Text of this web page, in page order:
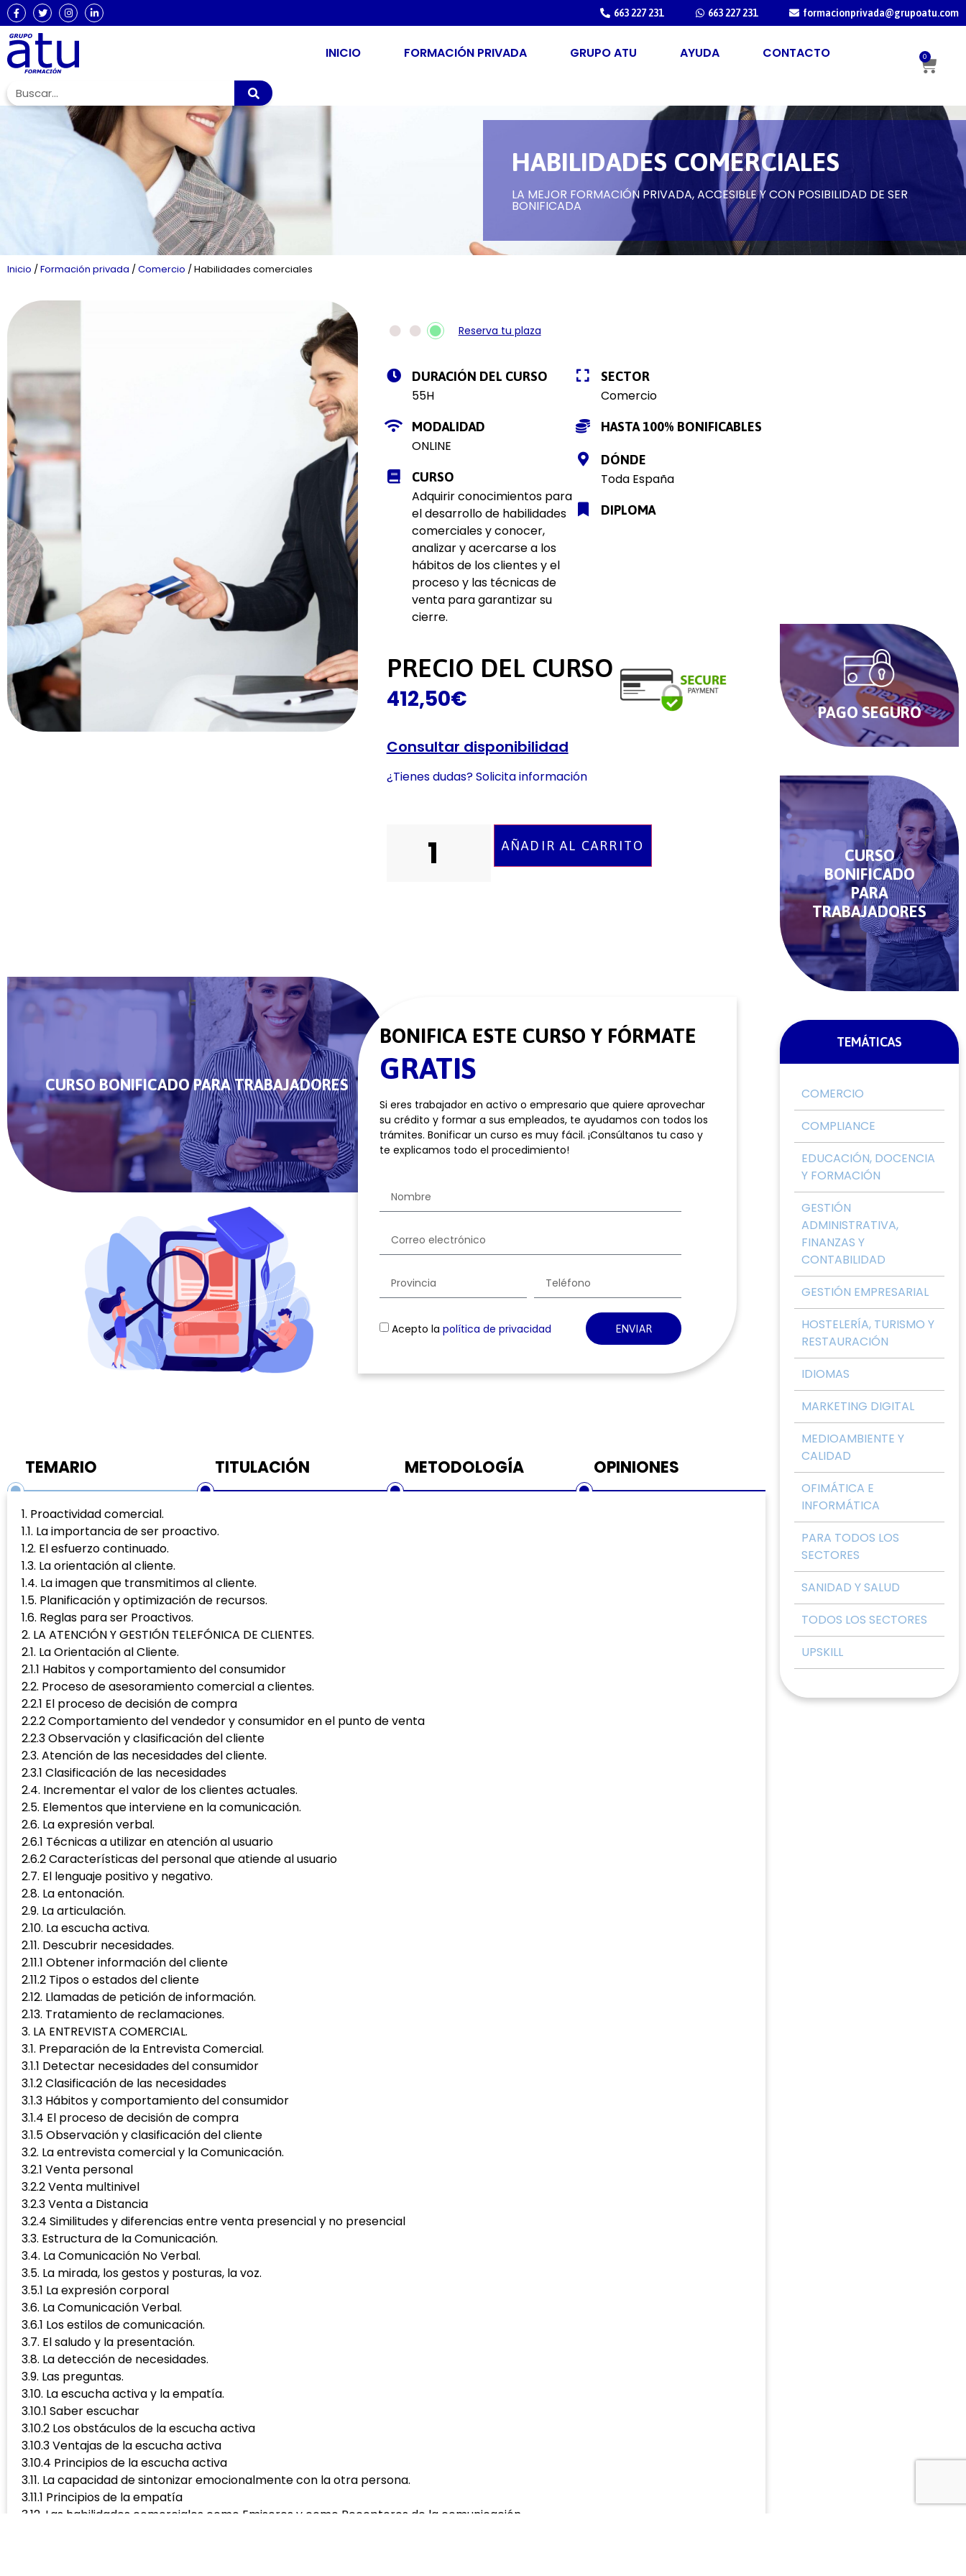
663 227 231 663 227 231 formacionprivada@grupoatu.com
INICIO FORMACIÓN PRIVADA GRUPO ATU AYUDA CONTACTO 0
HABILIDADES COMERCIALES
LA MEJOR FORMACIÓN PRIVADA, ACCESIBLE Y CON POSIBILIDAD DE SER
BONIFICADA
Inicio /Formación privada /Comercio /Habilidades comerciales
Reserva tu plaza
DURACIÓN DEL CURSO
55H
MODALIDAD
ONLINE
CURSO
Adquirir conocimientos para
el desarrollo de habilidades
comerciales y conocer,
analizar y acercarse a los
hábitos de los clientes y el
proceso y las técnicas de
venta para garantizar su
cierre.
SECTOR
Comercio
HASTA 100% BONIFICABLES
DÓNDE
Toda España
DIPLOMA
PRECIO DEL CURSO
412,50€
Consultar disponibilidad
¿Tienes dudas? Solicita información
AÑADIR AL CARRITO
CURSO BONIFICADO PARA TRABAJADORES
BONIFICA ESTE CURSO Y FÓRMATE
GRATIS
Si eres trabajador en activo o empresario que quiere aprovechar
su crédito y formar a sus empleados, te ayudamos con todos los
trámites. Bonificar un curso es muy fácil. ¡Consúltanos tu caso y
te explicamos todo el procedimiento!
Acepto la política de privacidad ENVIAR
TEMARIO TITULACIÓN METODOLOGÍA OPINIONES
1. Proactividad comercial.
1.1. La importancia de ser proactivo.
1.2. El esfuerzo continuado.
1.3. La orientación al cliente.
1.4. La imagen que transmitimos al cliente.
1.5. Planificación y optimización de recursos.
1.6. Reglas para ser Proactivos.
2. LA ATENCIÓN Y GESTIÓN TELEFÓNICA DE CLIENTES.
2.1. La Orientación al Cliente.
2.1.1 Habitos y comportamiento del consumidor
2.2. Proceso de asesoramiento comercial a clientes.
2.2.1 El proceso de decisión de compra
2.2.2 Comportamiento del vendedor y consumidor en el punto de venta
2.2.3 Observación y clasificación del cliente
2.3. Atención de las necesidades del cliente.
2.3.1 Clasificación de las necesidades
2.4. Incrementar el valor de los clientes actuales.
2.5. Elementos que interviene en la comunicación.
2.6. La expresión verbal.
2.6.1 Técnicas a utilizar en atención al usuario
2.6.2 Características del personal que atiende al usuario
2.7. El lenguaje positivo y negativo.
2.8. La entonación.
2.9. La articulación.
2.10. La escucha activa.
2.11. Descubrir necesidades.
2.11.1 Obtener información del cliente
2.11.2 Tipos o estados del cliente
2.12. Llamadas de petición de información.
2.13. Tratamiento de reclamaciones.
3. LA ENTREVISTA COMERCIAL.
3.1. Preparación de la Entrevista Comercial.
3.1.1 Detectar necesidades del consumidor
3.1.2 Clasificación de las necesidades
3.1.3 Hábitos y comportamiento del consumidor
3.1.4 El proceso de decisión de compra
3.1.5 Observación y clasificación del cliente
3.2. La entrevista comercial y la Comunicación.
3.2.1 Venta personal
3.2.2 Venta multinivel
3.2.3 Venta a Distancia
3.2.4 Similitudes y diferencias entre venta presencial y no presencial
3.3. Estructura de la Comunicación.
3.4. La Comunicación No Verbal.
3.5. La mirada, los gestos y posturas, la voz.
3.5.1 La expresión corporal
3.6. La Comunicación Verbal.
3.6.1 Los estilos de comunicación.
3.7. El saludo y la presentación.
3.8. La detección de necesidades.
3.9. Las preguntas.
3.10. La escucha activa y la empatía.
3.10.1 Saber escuchar
3.10.2 Los obstáculos de la escucha activa
3.10.3 Ventajas de la escucha activa
3.10.4 Principios de la escucha activa
3.11. La capacidad de sintonizar emocionalmente con la otra persona.
3.11.1 Principios de la empatía
3.12. Las habilidades comerciales como Emisores y como Receptores de la comunicación.
PAGO SEGURO
CURSO
BONIFICADO
PARA
TRABAJADORES
TEMÁTICAS
COMERCIO
COMPLIANCE
EDUCACIÓN, DOCENCIA
Y FORMACIÓN
GESTIÓN
ADMINISTRATIVA,
FINANZAS Y
CONTABILIDAD
GESTIÓN EMPRESARIAL
HOSTELERÍA, TURISMO Y
RESTAURACIÓN
IDIOMAS
MARKETING DIGITAL
MEDIOAMBIENTE Y
CALIDAD
OFIMÁTICA E
INFORMÁTICA
PARA TODOS LOS
SECTORES
SANIDAD Y SALUD
TODOS LOS SECTORES
UPSKILL